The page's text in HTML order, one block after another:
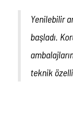
Yenilebilir
başladı.
teknik